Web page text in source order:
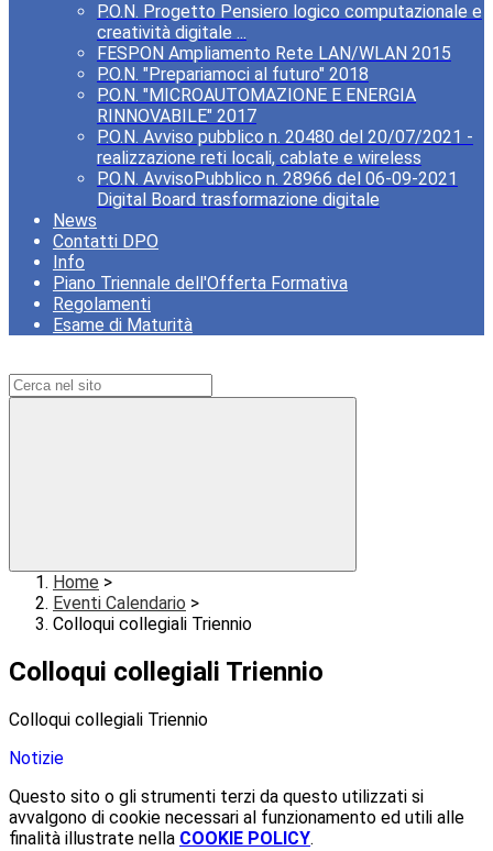
P.O.N. Progetto Pensiero logico computazionale e
creatività digitale ...
FESPON Ampliamento Rete LAN/WLAN 2015
P.O.N. "Prepariamoci al futuro" 2018
P.O.N. "MICROAUTOMAZIONE E ENERGIA
RINNOVABILE" 2017
P.O.N. Avviso pubblico n. 20480 del 20/07/2021 -
realizzazione reti locali, cablate e wireless
P.O.N. AvvisoPubblico n. 28966 del 06-09-2021
Digital Board trasformazione digitale
News
Contatti DPO
Info
Piano Triennale dell'Offerta Formativa
Regolamenti
Esame di Maturità
Home >
Eventi Calendario >
Colloqui collegiali Triennio
Colloqui collegiali Triennio
Colloqui collegiali Triennio
Notizie
Questo sito o gli strumenti terzi da questo utilizzati si
avvalgono di cookie necessari al funzionamento ed utili alle
finalità illustrate nella COOKIE POLICY.